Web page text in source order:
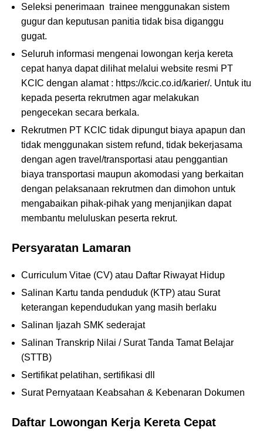
Seleksi penerimaan trainee menggunakan sistem
gugur dan keputusan panitia tidak bisa diganggu
gugat.
Seluruh informasi mengenai lowongan kerja kereta
cepat hanya dapat dilihat melalui website resmi PT
KCIC dengan alamat : https://kcic.co.id/karier/. Untuk itu
kepada peserta rekrutmen agar melakukan
pengecekan secara berkala.
Rekrutmen PT KCIC tidak dipungut biaya apapun dan
tidak menggunakan sistem refund, tidak bekerjasama
dengan agen travel/transportasi atau penggantian
biaya transportasi maupun akomodasi yang berkaitan
dengan pelaksanaan rekrutmen dan dimohon untuk
mengabaikan pihak-pihak yang menjanjikan dapat
membantu meluluskan peserta rekrut.
Persyaratan Lamaran
Curriculum Vitae (CV) atau Daftar Riwayat Hidup
Salinan Kartu tanda penduduk (KTP) atau Surat
keterangan kependudukan yang masih berlaku
Salinan Ijazah SMK sederajat
Salinan Transkrip Nilai / Surat Tanda Tamat Belajar
(STTB)
Sertifikat pelatihan, sertifikasi dll
Surat Pernyataan Keabsahan & Kebenaran Dokumen
Daftar Lowongan Kerja Kereta Cepat